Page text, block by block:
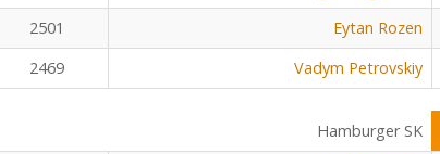
2501 Eytan Rozen
2469 Vadym Petrovskiy
Hamburger SK